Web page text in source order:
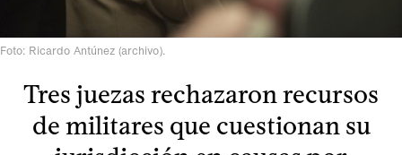
Foto: Ricardo Antúnez (archivo).
Tres juezas rechazaron recursos
de militares que cuestionan su